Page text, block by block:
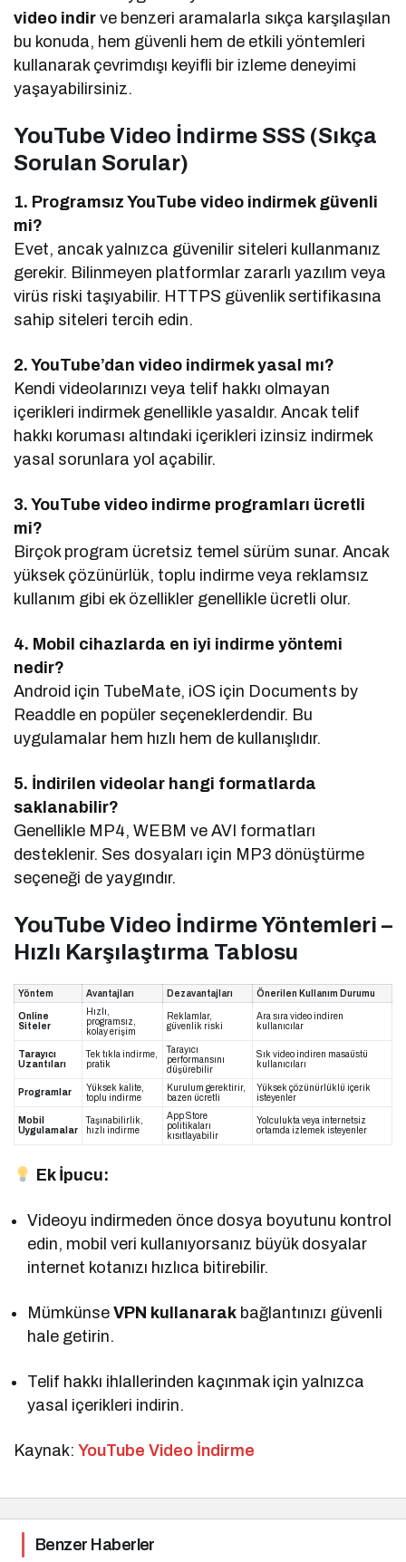
video indir ve benzeri aramalarla sıkça karşılaşılan
bu konuda, hem güvenli hem de etkili yöntemleri
kullanarak çevrimdışı keyifli bir izleme deneyimi
yaşayabilirsiniz.
YouTube Video İndirme SSS (Sıkça
Sorulan Sorular)
1. Programsız YouTube video indirmek güvenli
mi?
Evet, ancak yalnızca güvenilir siteleri kullanmanız
gerekir. Bilinmeyen platformlar zararlı yazılım veya
virüs riski taşıyabilir. HTTPS güvenlik sertifikasına
sahip siteleri tercih edin.
2. YouTube’dan video indirmek yasal mı?
Kendi videolarınızı veya telif hakkı olmayan
içerikleri indirmek genellikle yasaldır. Ancak telif
hakkı koruması altındaki içerikleri izinsiz indirmek
yasal sorunlara yol açabilir.
3. YouTube video indirme programları ücretli
mi?
Birçok program ücretsiz temel sürüm sunar. Ancak
yüksek çözünürlük, toplu indirme veya reklamsız
kullanım gibi ek özellikler genellikle ücretli olur.
4. Mobil cihazlarda en iyi indirme yöntemi
nedir?
Android için TubeMate, iOS için Documents by
Readdle en popüler seçeneklerdendir. Bu
uygulamalar hem hızlı hem de kullanışlıdır.
5. İndirilen videolar hangi formatlarda
saklanabilir?
Genellikle MP4, WEBM ve AVI formatları
desteklenir. Ses dosyaları için MP3 dönüştürme
seçeneği de yaygındır.
YouTube Video İndirme Yöntemleri –
Hızlı Karşılaştırma Tablosu
Yöntem Avantajları Dezavantajları Önerilen Kullanım Durumu
Online
Siteler
Hızlı,
programsız,
kolay erişim
Reklamlar,
güvenlik riski
Ara sıra video indiren
kullanıcılar
Tarayıcı
Uzantıları
Tek tıkla indirme,
pratik
Tarayıcı
performansını
düşürebilir
Sık video indiren masaüstü
kullanıcıları
Programlar
Yüksek kalite,
toplu indirme
Kurulum gerektirir,
bazen ücretli
Yüksek çözünürlüklü içerik
isteyenler
Mobil
Uygulamalar
Taşınabilirlik,
hızlı indirme
App Store
politikaları
kısıtlayabilir
Yolculukta veya internetsiz
ortamda izlemek isteyenler
Ek İpucu:
Videoyu indirmeden önce dosya boyutunu kontrol
edin, mobil veri kullanıyorsanız büyük dosyalar
internet kotanızı hızlıca bitirebilir.
MümkünseVPN kullanarak bağlantınızı güvenli
hale getirin.
Telif hakkı ihlallerinden kaçınmak için yalnızca
yasal içerikleri indirin.
Kaynak:YouTube Video İndirme
Benzer Haberler